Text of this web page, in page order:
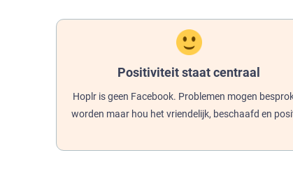
Positiviteit staat centraal
Hoplr is geen Facebook. Problemen mogen
worden maar hou het vriendelijk, beschaafd en